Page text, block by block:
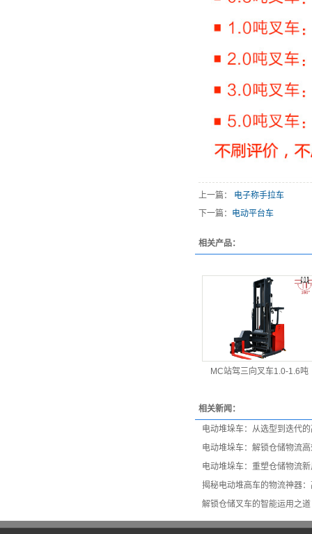
上一篇： 电子称手拉车
下一篇： 电动平台车
相关产品：
MC站驾三向叉车1.0-1.6吨
相关新闻：
电动堆垛车：从选型到迭代
电动堆垛车：解锁仓储物流
电动堆垛车：重塑仓储物流
揭秘电动堆高车的物流神器
解锁仓储叉车的智能运用之道